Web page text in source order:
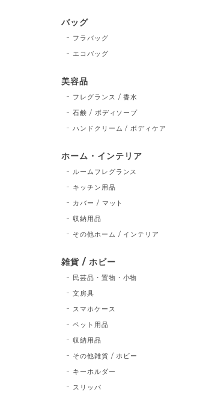
バッグ
フラバッグ
エコバッグ
美容品
フレグランス / 香水
石鹸 / ボディソープ
ハンドクリーム / ボディケア
ホーム・インテリア
ルームフレグランス
キッチン用品
カバー / マット
収納用品
その他ホーム / インテリア
雑貨 / ホビー
民芸品・置物・小物
文房具
スマホケース
ペット用品
収納用品
その他雑貨 / ホビー
キーホルダー
スリッパ